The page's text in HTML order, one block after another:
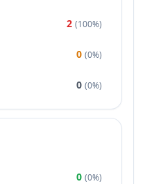
2 (100%)
0 (0%)
0 (0%)
0 (0%)